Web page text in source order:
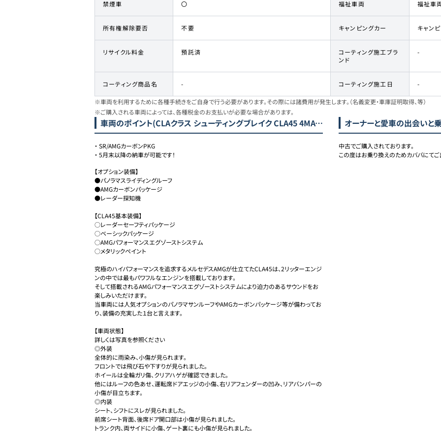
禁煙車 〇 福祉車両 福祉車
所有権解除要否 不要 キャンピングカー キャン
リサイクル料金 預託済
コーティング施工ブラ
ンド
-
コーティング商品名 - コーティング施工日 -
※車両を利用するために各種手続きをご自身で行う必要があります。その際には諸費用が発生します。（名義変更・車庫証明取得、等）
※ご購入される車両によっては、各種税金のお支払いが必要な場合があります。
車両のポイント(CLAクラス シューティングブレイク CLA45 4MATIC)
・ SR/AMGカーボンPKG
・ 5月末以降の納車が可能です！
【オプション装備】
●パノラマスライディングルーフ
●AMGカーボンパッケージ
●レーダー探知機
【CLA45基本装備】
○レーダーセーフティパッケージ
○ベーシックパッケージ
○AMGパフォーマンスエグゾーストシステム
○メタリックペイント
究極のハイパフォーマンスを追求するメルセデスAMGが仕立てたCLA45は、2リッターエンジ
ンの中では最もパワフルなエンジンを搭載しております。
そして搭載されるAMGパフォーマンスエグゾーストシステムにより迫力のあるサウンドをお
楽しみいただけます。
当車両には人気オプションのパノラマサンルーフやAMGカーボンパッケージ等が備わってお
り、装備の充実した１台と言えます。
【車両状態】
詳しくは写真を参照ください
◎外装
全体的に雨染み、小傷が見られます。
フロントでは飛び石や下すりが見られました。
ホイールは全輪ガリ傷、クリアハゲが確認できました。
他にはルーフの色あせ、運転席ドアエッジの小傷、右リアフェンダーの凹み、リアバンパーの
小傷が目立ちます。
◎内装
シート、シフトにスレが見られました。
前席シート背面、後席ドア開口部は小傷が見られました。
トランク内、両サイドに小傷、ゲート裏にも小傷が見られました。
オーナーと愛車の出会いと
中古でご購入されております。
この度はお乗り換えのためカババにてご